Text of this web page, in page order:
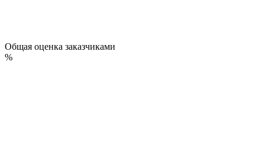
Общая оценка заказчиками
%